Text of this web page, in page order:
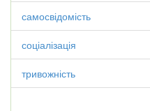
самосвідомість
соціалізація
тривожність